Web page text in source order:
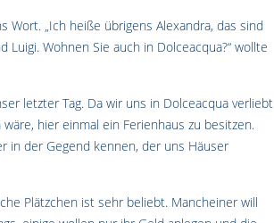
Wort. „Ich heiße übrigens Alexandra, das sind
Wohnen Sie auch in Dolceacqua?“ wollte
letzter Tag. Da wir uns in Dolceacqua verliebt
hier einmal ein Ferienhaus zu besitzen.
in der Gegend kennen, der uns Häuser
Plätzchen ist sehr beliebt. Mancheiner will